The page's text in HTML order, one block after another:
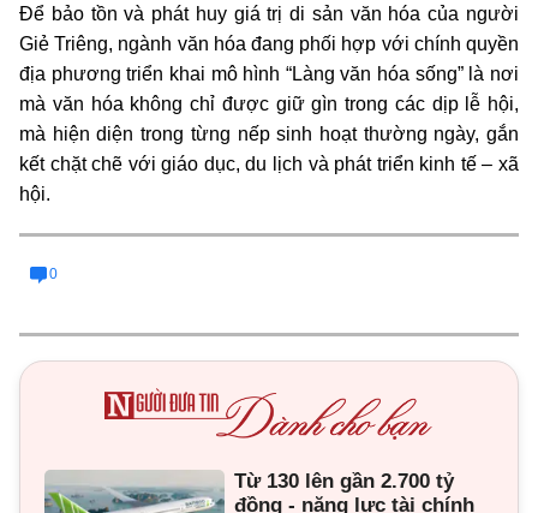
Để bảo tồn và phát huy giá trị di sản văn hóa của người
Giẻ Triêng, ngành văn hóa đang phối hợp với chính quyền
địa phương triển khai mô hình “Làng văn hóa sống” là nơi
mà văn hóa không chỉ được giữ gìn trong các dịp lễ hội,
mà hiện diện trong từng nếp sinh hoạt thường ngày, gắn
kết chặt chẽ với giáo dục, du lịch và phát triển kinh tế – xã
hội.
0
Từ 130 lên gần 2.700 tỷ
đồng - năng lực tài chính